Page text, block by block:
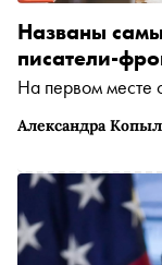
Александра
Названы
писатели-
На первом